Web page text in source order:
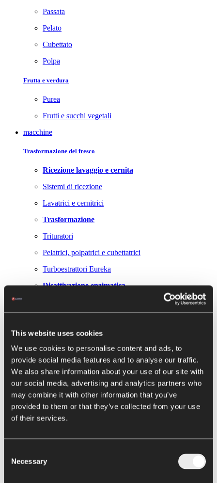
This website uses cookies
We use cookies to personalise content and ads, to
provide social media features and to analyse our traffic.
We also share information about your use of our site with
our social media, advertising and analytics partners who
may combine it with other information that you’ve
provided to them or that they’ve collected from your use
of their services.
Selection
Necessary
Passata
Pelato
Cubettato
Polpa
Frutta e verdura
Purea
Frutti e succhi vegetali
macchine
Trasformazione del fresco
Ricezione lavaggio e cernita
Sistemi di ricezione
Lavatrici e cernitrici
Trasformazione
Trituratori
Pelatrici, polpatrici e cubettatrici
Turboestrattori Eureka
Disattivazione enzimatica
Evaporazione e
pre-concentrazione
Concentratori a pellicola discendente Loki
Concentratori ibridi Thor
Concentratori forzati Hercules
Evaporatore Elettra
Riempitrici asettiche